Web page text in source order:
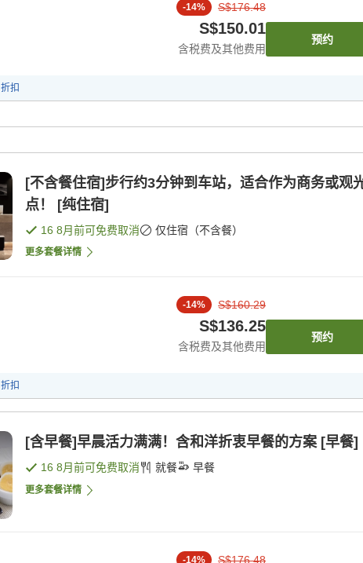
-14% S$176.48
S$150.01
含税费及其他费用
预约
折扣
[不含餐住宿]步行约3分钟到车站，适合作为商务或观
点！ [纯住宿]
16 8月前可免费取消 仅住宿（不含餐）
更多套餐详情
-14% S$160.29
S$136.25
含税费及其他费用
预约
折扣
[含早餐]早晨活力满满！含和洋折衷早餐的方案 [早餐]
16 8月前可免费取消 就餐 早餐
更多套餐详情
-14% S$176.48